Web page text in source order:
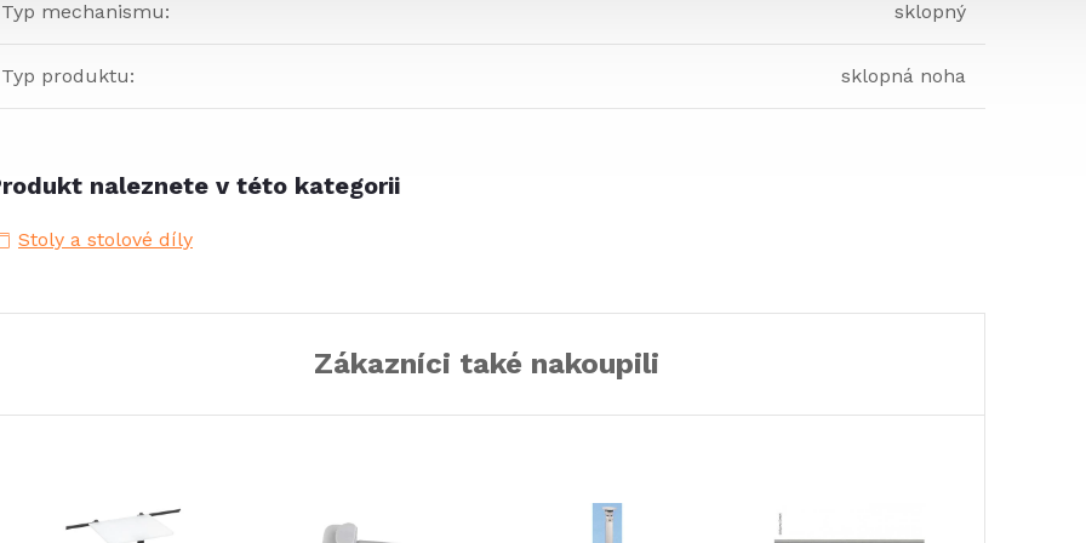
Typ mechanismu: sklopný
Typ produktu: sklopná noha
naleznete v této kategorii
Stoly a stolové díly
Zákazníci také nakoupili